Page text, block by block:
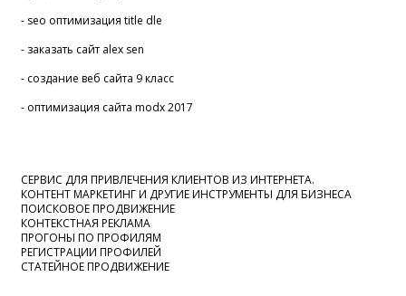
- seo оптимизация title dle
- заказать сайт alex sen
- создание веб сайта 9 класс
- оптимизация сайта modx 2017
СЕРВИС ДЛЯ ПРИВЛЕЧЕНИЯ КЛИЕНТОВ ИЗ ИНТЕРНЕТА.
КОНТЕНТ МАРКЕТИНГ И ДРУГИЕ ИНСТРУМЕНТЫ ДЛЯ БИЗНЕСА
ПОИСКОВОЕ ПРОДВИЖЕНИЕ
КОНТЕКСТНАЯ РЕКЛАМА
ПРОГОНЫ ПО ПРОФИЛЯМ
РЕГИСТРАЦИИ ПРОФИЛЕЙ
СТАТЕЙНОЕ ПРОДВИЖЕНИЕ